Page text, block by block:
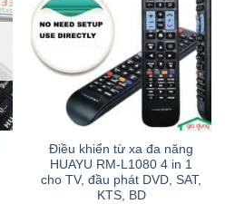
Điều khiển từ xa đa năng
HUAYU RM-L1080 4 in 1
cho TV, đầu phát DVD, SAT,
KTS, BD